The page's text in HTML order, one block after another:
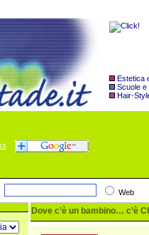
Estetica
Scuole e
Hair-
Web
Dove c’è un bambino… c’è